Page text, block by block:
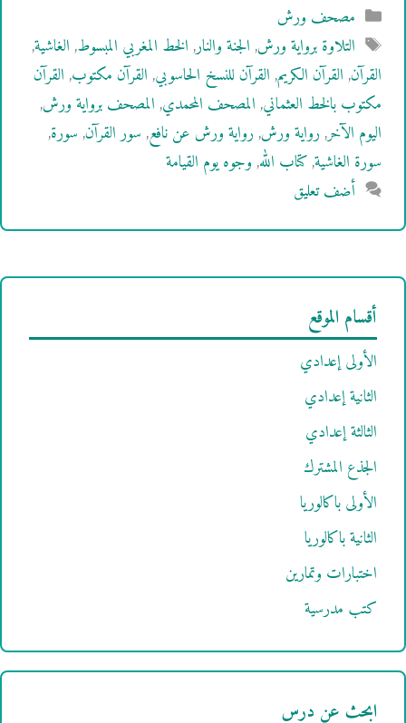
التصنيفات
مصحف ورش
الوسوم
التلاوة برواية ورش,الجنة والنار,الخط المغربي المبسوط,الغاشية,
القرآن,القرآن الكريم,القرآن للنسخ الحاسوبي,القرآن مكتوب,القرآن
مكتوب بالخط العثماني,المصحف المحمدي,المصحف برواية ورش,
اليوم الآخر,رواية ورش,رواية ورش عن نافع,سور القرآن,سورة,
سورة الغاشية,كتاب الله,وجوه يوم القيامة
أضف تعليق
أقسام الموقع
الأولى إعدادي
الثانية إعدادي
الثالثة إعدادي
الجذع المشترك
الأولى باكالوريا
الثانية باكالوريا
اختبارات وتمارين
كتب مدرسية
ابحث عن درس